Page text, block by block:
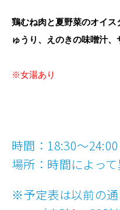
鶏むね肉と夏野菜のオイス
ゅうり、えのきの味噌汁、
※女湯あり
時間：18:30～24:00
場所：時間によって
※予定表は以前の